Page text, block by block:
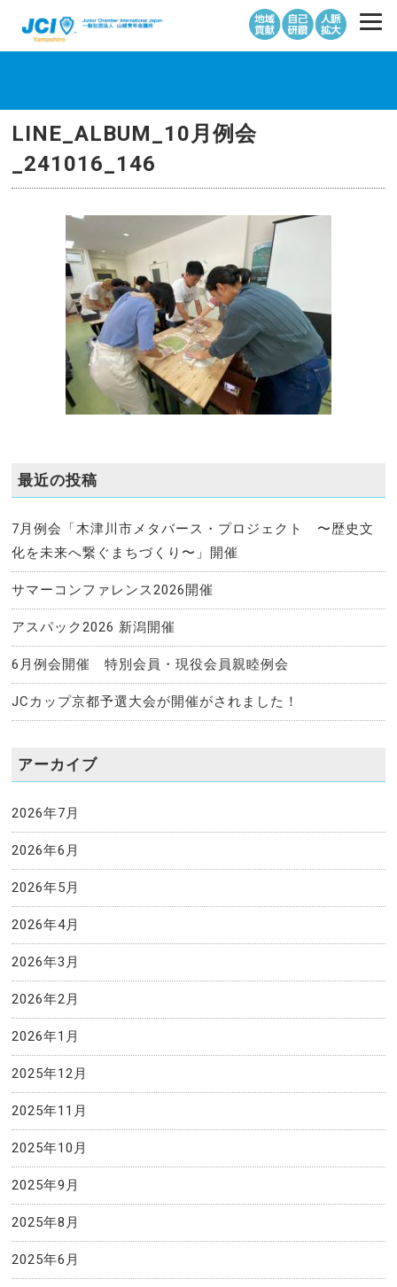
LINE_ALBUM_10月例会
_241016_146
最近の投稿
7月例会「木津川市メタバース・プロジェクト 〜歴史文
化を未来へ繋ぐまちづくり〜」開催
サマーコンファレンス2026開催
アスパック2026 新潟開催
6月例会開催 特別会員・現役会員親睦例会
JCカップ京都予選大会が開催がされました！
アーカイブ
2026年7月
2026年6月
2026年5月
2026年4月
2026年3月
2026年2月
2026年1月
2025年12月
2025年11月
2025年10月
2025年9月
2025年8月
2025年6月